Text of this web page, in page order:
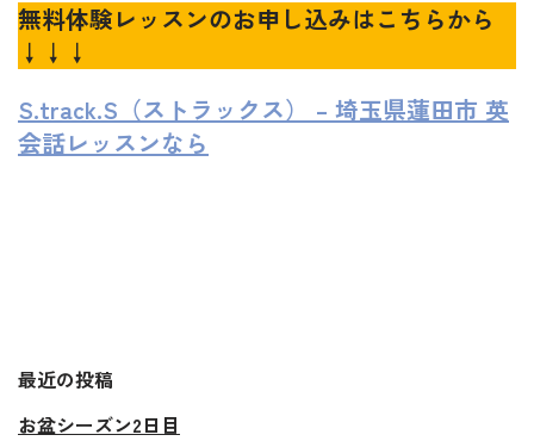
無料体験レッスンのお申し込みはこちらから
↓↓↓
S.track.S（ストラックス） – 埼玉県蓮田市 英
会話レッスンなら
最近の投稿
お盆シーズン2日目